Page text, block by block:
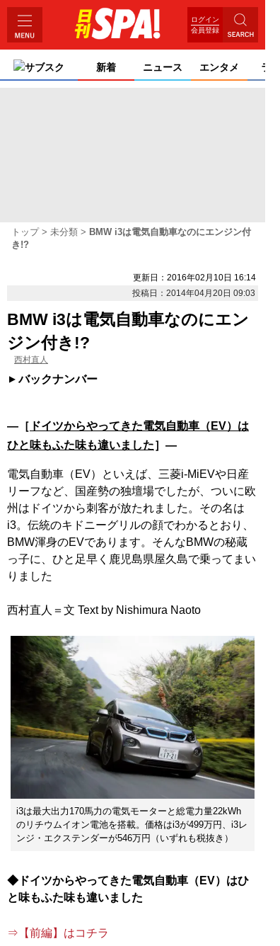
ログイン
会員登録
サブスク 新着 ニュース エンタメ ライ
トップ 未分類
BMW i3は電気自動車なのにエンジン付
き!?
更新日：2016年02月10日 16:14
投稿日：2014年04月20日 09:03
BMW i3は電気自動車なのにエン
ジン付き!?
西村直人
バックナンバー
―［ ドイツからやってきた電気自動車（EV）は
ひと味もふた味も違いました］―
電気自動車（EV）といえば、三菱i-MiEVや日産
リーフなど、国産勢の独壇場でしたが、ついに欧
州はドイツから刺客が放たれました。その名は
i3。伝統のキドニーグリルの顔でわかるとおり、
BMW渾身のEVであります。そんなBMWの秘蔵
っ子に、ひと足早く鹿児島県屋久島で乗ってまい
りました
西村直人＝文 Text by Nishimura Naoto
i3は最大出力170馬力の電気モーターと総電力量22kWh
のリチウムイオン電池を搭載。価格はi3が499万円、i3レ
ンジ・エクステンダーが546万円（いずれも税抜き）
◆ドイツからやってきた電気自動車（EV）はひ
と味もふた味も違いました
⇒【前編】はコチラ